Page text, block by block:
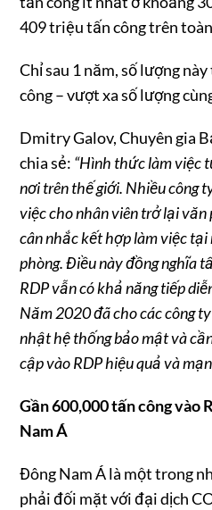
409 triệu tấn công trên
Chỉ sau 1 năm, số lượng
công – vượt xa số lượng
Dmitry Galov, Chuyên gia
chia sẻ: “Hình thức làm việc
nơi trên thế giới. Nhiều công
việc cho nhân viên trở lại
cân nhắc kết hợp làm việc
phòng. Điều này đồng nghĩa
RDP vẫn có khả năng tiếp
Năm 2020 đã cho các công
nhật hệ thống bảo mật và
cập vào RDP hiệu quả và
Gần 600,000 tấn công vào
Nam Á
Đông Nam Á là một trong
phải đối mặt với đại dịch